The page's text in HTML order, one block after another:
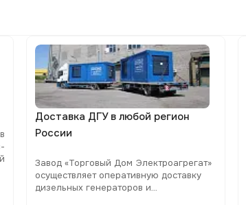
Доставка ДГУ в любой регион
России
Завод «Торговый Дом Электроагрегат»
осуществляет оперативную доставку
дизельных генераторов и